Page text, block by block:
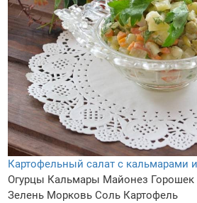
Картофельный салат с кальмарами
Огурцы Кальмары Майонез
Зелень Морковь Соль Картофель